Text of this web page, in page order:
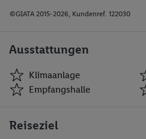
©GIATA 2015-2026, Kundenref. 122030
Ausstattungen
Klimaanlage
Empfangshalle
Empfangshalle
Reiseziel